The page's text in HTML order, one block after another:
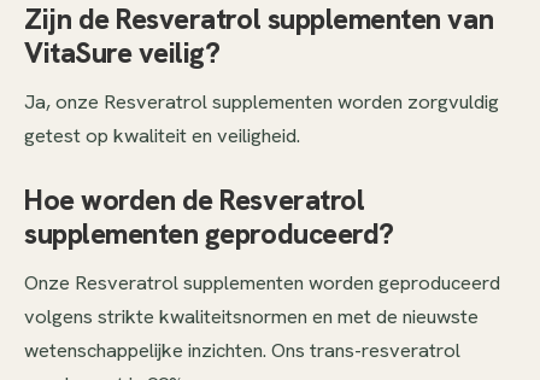
Zijn de Resveratrol supplementen van
VitaSure veilig?
Ja, onze Resveratrol supplementen worden zorgvuldig
getest op kwaliteit en veiligheid.
Hoe worden de Resveratrol
supplementen geproduceerd?
Onze Resveratrol supplementen worden geproduceerd
volgens strikte kwaliteitsnormen en met de nieuwste
wetenschappelijke inzichten. Ons trans-resveratrol